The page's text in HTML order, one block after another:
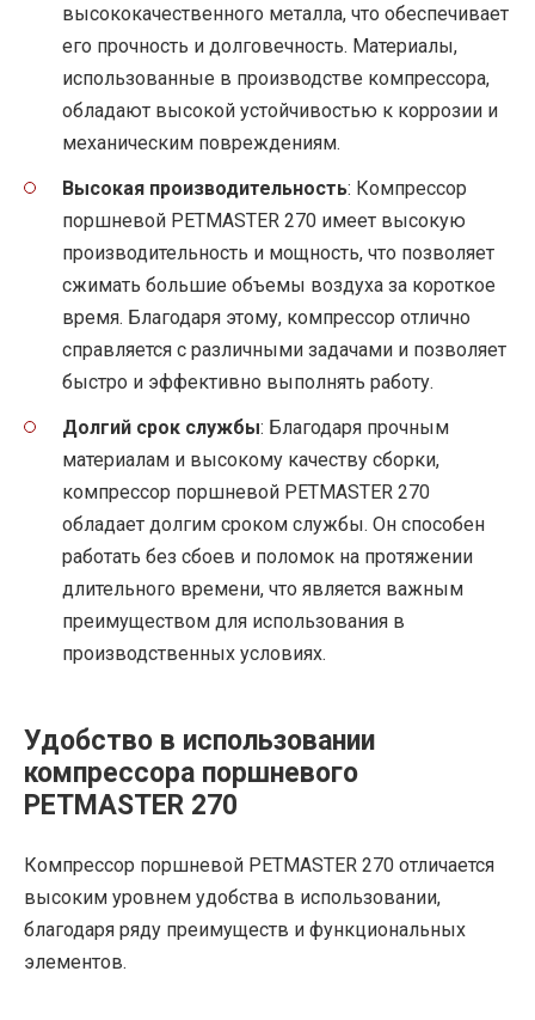
высококачественного металла, что обеспечивает
его прочность и долговечность. Материалы,
использованные в производстве компрессора,
обладают высокой устойчивостью к коррозии и
механическим повреждениям.
Высокая производительность: Компрессор
поршневой PETMASTER 270 имеет высокую
производительность и мощность, что позволяет
сжимать большие объемы воздуха за короткое
время. Благодаря этому, компрессор отлично
справляется с различными задачами и позволяет
быстро и эффективно выполнять работу.
Долгий срок службы: Благодаря прочным
материалам и высокому качеству сборки,
компрессор поршневой PETMASTER 270
обладает долгим сроком службы. Он способен
работать без сбоев и поломок на протяжении
длительного времени, что является важным
преимуществом для использования в
производственных условиях.
Удобство в использовании
компрессора поршневого
PETMASTER 270
Компрессор поршневой PETMASTER 270 отличается
высоким уровнем удобства в использовании,
благодаря ряду преимуществ и функциональных
элементов.